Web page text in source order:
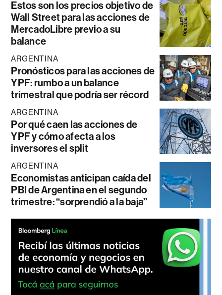
Estos son los precios objetivo de
Wall Street para las acciones de
MercadoLibre previo a su
balance
ARGENTINA
Pronósticos para las acciones de
YPF: rumbo a un balance
trimestral que podría ser récord
ARGENTINA
Por qué caen las acciones de
YPF y cómo afecta a los
inversores el split
ARGENTINA
Economistas anticipan caída del
PBI de Argentina en el segundo
trimestre: “sorprendió a la baja”